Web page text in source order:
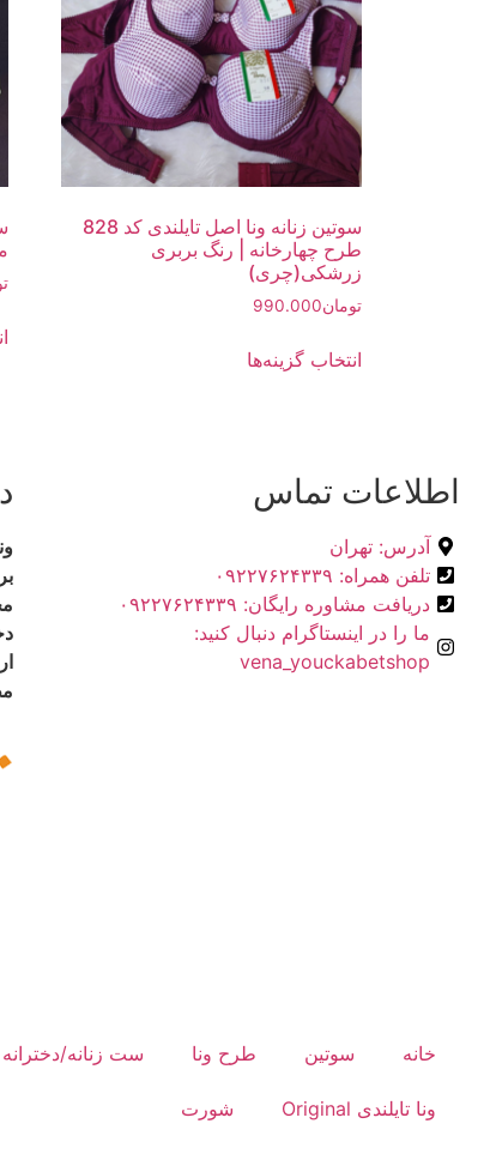
سوتین زنانه ونا اصل تایلندی کد 828
طرح چهارخانه | رنگ بربری
زرشکی(چری)
تومان990.000
انتخاب گزینه‌ها
اطلاعات تماس
آدرس: تهران
تلفن همراه: ۰۹۲۲۷۶۲۴۳۳۹
دریافت مشاوره رایگان: ۰۹۲۲۷۶۲۴۳۳۹
ما را در اینستاگرام دنبال کنید:
vena_youckabetshop
خانه سوتین طرح ونا ست زنانه/دخترانه
ونا تایلندی Original شورت